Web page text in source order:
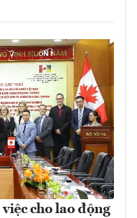
cho lao động